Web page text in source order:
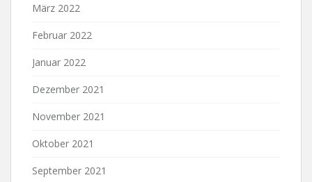
März 2022
Februar 2022
Januar 2022
Dezember 2021
November 2021
Oktober 2021
September 2021